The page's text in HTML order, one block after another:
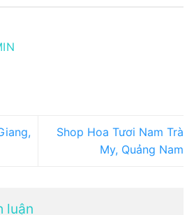
Shop Hoa Tươi Nam Trà
My, Quảng Nam
luận